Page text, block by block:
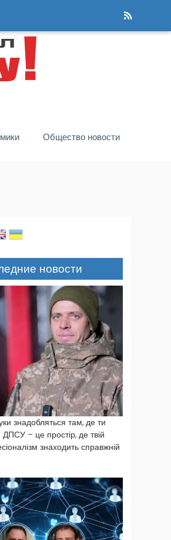
Общество новости
новости
знадобляться там, де ти
ДПСУ – це простір, де твій
знаходить справжній